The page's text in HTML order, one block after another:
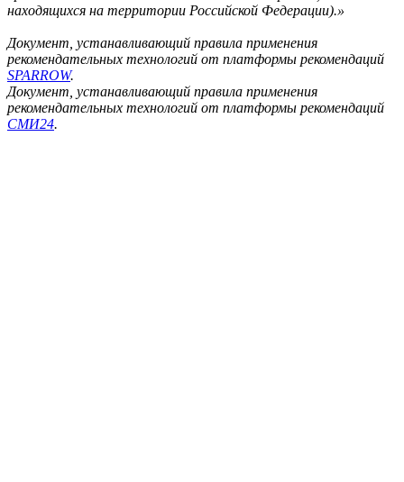
находящихся на территории Российской Федерации).»
Документ, устанавливающий правила применения
рекомендательных технологий от платформы рекомендаций
SPARROW.
Документ, устанавливающий правила применения
рекомендательных технологий от платформы рекомендаций
СМИ24.